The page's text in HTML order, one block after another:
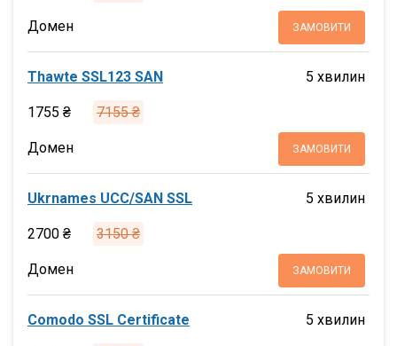
Домен ЗАМОВИТИ
Thawte SSL123 SAN
1755 ₴ 7155 ₴
5 хвилин
Домен ЗАМОВИТИ
Ukrnames UCC/SAN SSL
2700 ₴ 3150 ₴
5 хвилин
Домен ЗАМОВИТИ
Comodo SSL Certificate 5 хвилин